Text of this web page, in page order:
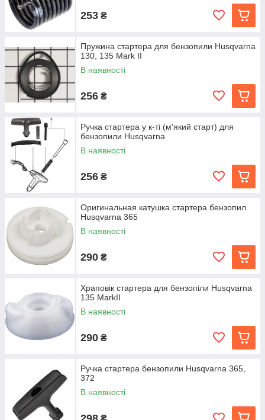
253 ₴
Пружина стартера для бензопили Husqvarna
130, 135 Mark II
В наявності
256 ₴
Ручка стартера у к-ті (м'який старт) для
бензопили Husqvarna
В наявності
256 ₴
Оригинальная катушка стартера бензопил
Husqvarna 365
В наявності
290 ₴
Храповік стартера для бензопіли Husqvarna
135 MarkIІ
В наявності
290 ₴
Ручка стартера бензопили Husqvarna 365,
372
В наявності